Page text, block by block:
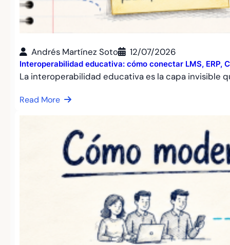
Andrés Martínez Soto 12/07/2026
Interoperabilidad educativa: cómo conectar LMS, ERP,
La interoperabilidad educativa es la capa invisible
Read More